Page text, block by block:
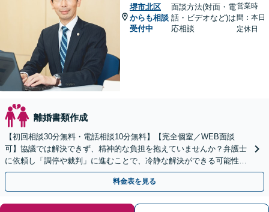
堺市北区
からも相談
受付中
面談方法(対面・電
話・ビデオなど)は
応相談
営業時
間：本日
定休日
離婚書類作成
【初回相談30分無料・電話相談10分無料】【完全個室／WEB面談
可】協議では解決できず、精神的な負担を抱えていませんか？弁護士
に依頼し「調停や裁判」に進むことで、冷静な解決ができる可能性も
【歴20年以上】の経験豊富な弁護士にご相談ください。
料金表を見る